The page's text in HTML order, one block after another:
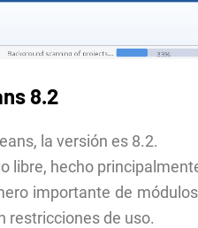
8.2
la versión es 8.2.
libre, hecho
importante de
restricciones de uso.